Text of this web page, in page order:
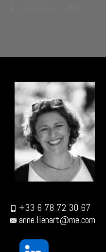
+33 6 78 72 30 67
anne.lienart@me.com